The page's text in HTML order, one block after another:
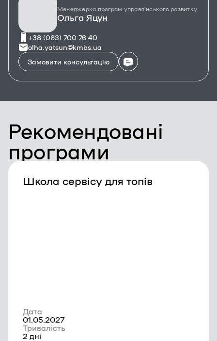
Менеджерка програм управлінського розвитку
Ольга Яцун
+38 (063) 700 76 40
olha.yatsun@kmbs.ua
Замовити консультацію
Рекомендовані
програми
Школа сервісу для топів
Дата
01.05.2027
Тривалість
2 дні